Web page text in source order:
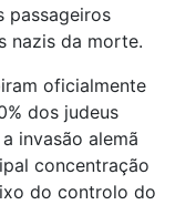
passageiros
nazis da morte.
oficialmente
dos judeus
invasão alemã
concentração
do controlo do